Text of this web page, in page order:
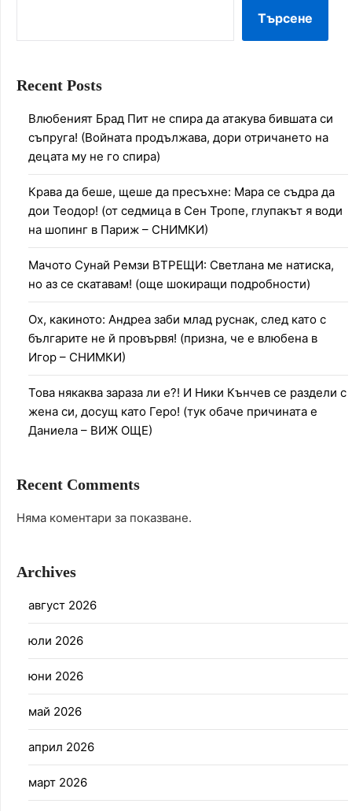
Търсене
Recent Posts
Влюбеният Брад Пит не спира да атакува бившата си
съпруга! (Войната продължава, дори отричането на
децата му не го спира)
Крава да беше, щеше да пресъхне: Мара се съдра да
дои Теодор! (от седмица в Сен Тропе, глупакът я води
на шопинг в Париж – СНИМКИ)
Мачото Сунай Ремзи ВТРЕЩИ: Светлана ме натиска,
но аз се скатавам! (още шокиращи подробности)
Ох, какиното: Андреа заби млад руснак, след като с
българите не й провървя! (призна, че е влюбена в
Игор – СНИМКИ)
Това някаква зараза ли е?! И Ники Кънчев се раздели с
жена си, досущ като Геро! (тук обаче причината е
Даниела – ВИЖ ОЩЕ)
Recent Comments
Няма коментари за показване.
Archives
август 2026
юли 2026
юни 2026
май 2026
април 2026
март 2026